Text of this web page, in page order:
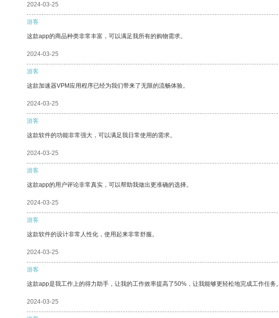
2024-03-25
游客
这款app的商品种类非常丰富，可以满足我所有的购物需求。
2024-03-25
游客
这款加速器VPM应用程序已经为我们带来了无限的流畅体验。
2024-03-25
游客
这款软件的功能非常强大，可以满足我日常使用的需求。
2024-03-25
游客
这款app的用户评论非常真实，可以帮助我做出更准确的选择。
2024-03-25
游客
这款软件的设计非常人性化，使用起来非常舒服。
2024-03-25
游客
这款app是我工作上的得力助手，让我的工作效率提高了50%，让我能够更轻松地完成工作任务。
2024-03-25